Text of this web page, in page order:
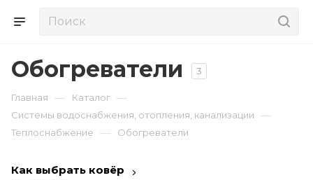
Обогреватели 3
Главная — Каталог —
Системы водоснабжения, отопления, канализации —
Теплоснабжение — Обогреватели
Как выбрать ковёр